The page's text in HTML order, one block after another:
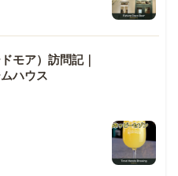
モア）訪問記｜
ハウス